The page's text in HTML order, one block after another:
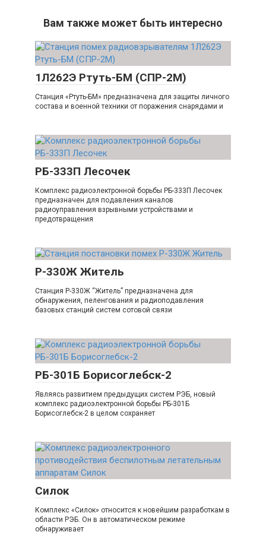
Вам также может быть интересно
1Л262Э Ртуть-БМ (СПР-2М)
Станция «Ртуть-БМ» предназначена для защиты личного
состава и военной техники от поражения снарядами и
РБ-333П Лесочек
Комплекс радиоэлектронной борьбы РБ-333П Лесочек
предназначен для подавления каналов
радиоуправления взрывными устройствами и
предотвращения
Р-330Ж Житель
Станция Р-330Ж “Житель” предназначена для
обнаружения, пеленгования и радиоподавления
базовых станций систем сотовой связи
РБ-301Б Борисоглебск-2
Являясь развитием предыдущих систем РЭБ, новый
комплекс радиоэлектронной борьбы РБ-301Б
Борисоглебск-2 в целом сохраняет
Силок
Комплекс «Силок» относится к новейшим разработкам в
области РЭБ. Он в автоматическом режиме
обнаруживает